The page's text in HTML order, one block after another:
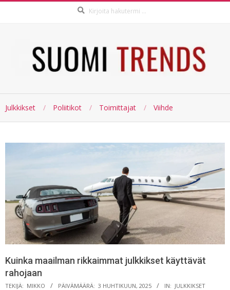
SUOMI
TRENDS
Julkkikset Poliitikot Toimittajat Viihde
Kuinka maailman rikkaimmat julkkikset käyttävät
rahojaan
TEKIJÄ: MIKKO PÄIVÄMÄÄRÄ: 3 HUHTIKUUN, 2025 IN: JULKKIKSET